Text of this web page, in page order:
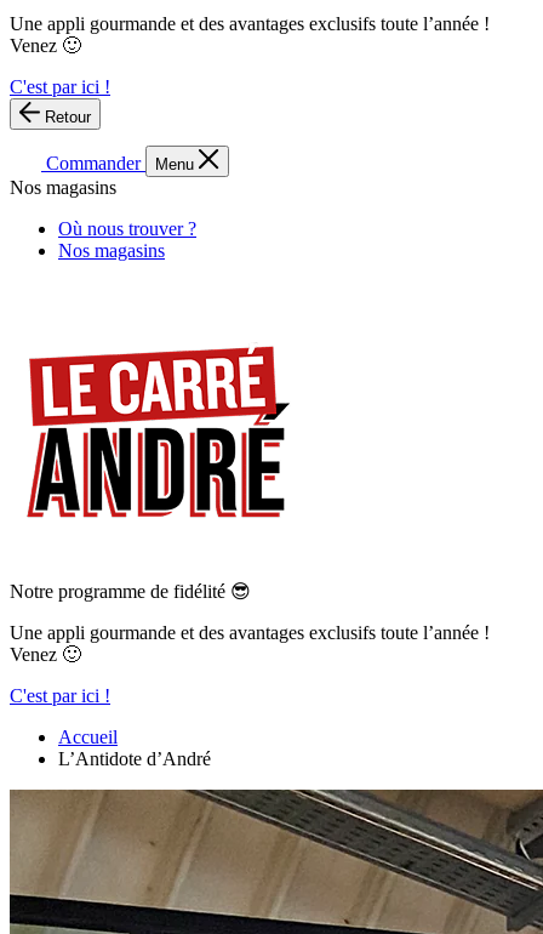
Une appli gourmande et des avantages exclusifs toute l’année !
Venez 🙂
C'est par ici !
Retour
Commander Menu
Nos magasins
Où nous trouver ?
Nos magasins
Notre programme de fidélité 😎
Une appli gourmande et des avantages exclusifs toute l’année !
Venez 🙂
C'est par ici !
Accueil
L’Antidote d’André